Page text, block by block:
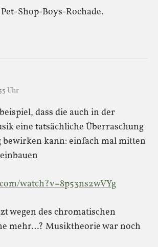
Shop-Boys-Rochade.
Uhr
dass die auch in der
eine tatsächliche Überraschung
bewirken kann: einfach mal mitten
watch?v=8p53ns2wVYg
wegen des chromatischen
mehr…? Musiktheorie war noch